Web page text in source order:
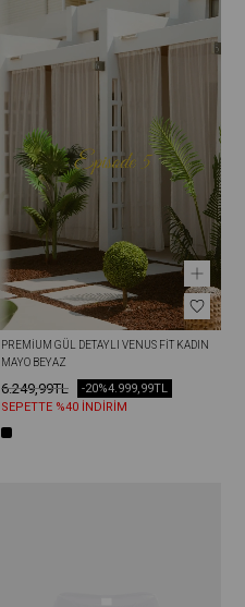
PREMIUM GÜL DETAYLI VENUS FIT KADIN
MAYO BEYAZ
6.249,99TL 4.999,99TL
-20%
SEPETTE %40 İNDİRİM